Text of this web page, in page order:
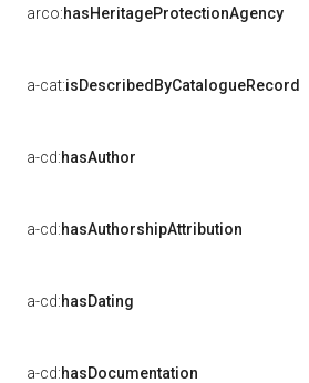
arco:hasHeritageProtectionAgency
a-cat:isDescribedByCatalogueRecord
a-cd:hasAuthor
a-cd:hasAuthorshipAttribution
a-cd:hasDating
a-cd:hasDocumentation